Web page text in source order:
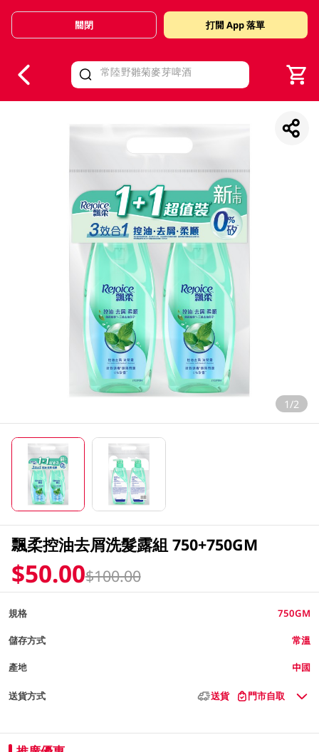
Valid Until 30 June 2026
關閉 打開 App 落單
1/2
飄柔控油去屑洗髮露組 750+750GM
$50.00$100.00
規格 750GM
儲存方式 常溫
產地 中國
送貨方式 送貨 門市自取